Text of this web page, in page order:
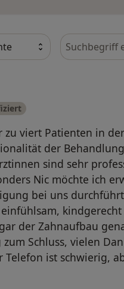
zu viert Patienten in
der
sind sehr
Nic möchte ich
bei uns
der Zahnaufbau
Schluss, vielen
Telefon ist schwierig,